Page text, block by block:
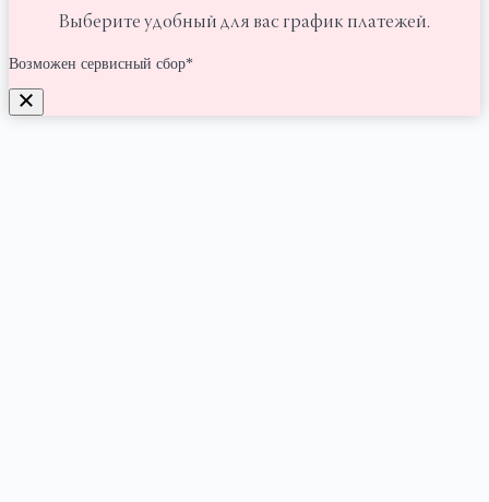
Выберите удобный для вас график платежей.
Возможен сервисный сбор*